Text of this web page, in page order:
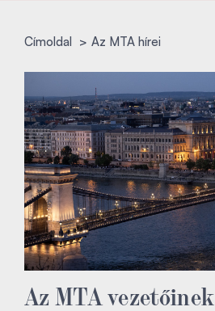
Címoldal Az MTA hírei
Az MTA vezetőinek